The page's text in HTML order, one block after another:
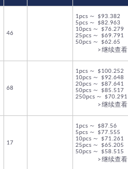
46
1pcs ～ $93.382
5pcs ～ $82.963
10pcs ～ $76.279
25pcs ～ $69.791
50pcs ～ $62.65
> 继续查看
68
1pcs ～ $100.252
10pcs ～ $92.648
20pcs ～ $87.641
50pcs ～ $85.517
250pcs ～ $70.291
> 继续查看
17
1pcs ～ $87.56
5pcs ～ $77.555
10pcs ～ $71.261
25pcs ～ $65.205
50pcs ～ $58.515
> 继续查看